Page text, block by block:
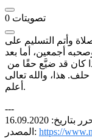
0 تصويتات
وأتم التسليم على
هذا، والله تعالى
أعلم.
---
بتاريخ: 16.09.2020
المصدر: https://